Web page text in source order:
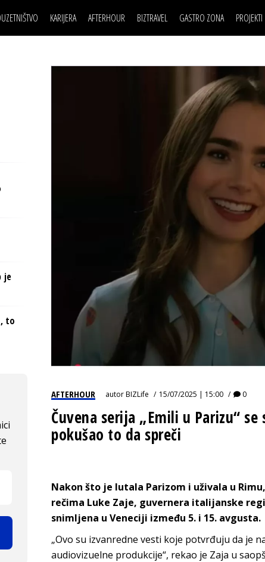
KARIJERA AFTERHOUR BIZTRAVEL GASTRO ZONA PROJEKTI
30
POSAO
MOJ UGAO
FILM I SCENA
AUTO SVET
30
AFTERHOUR autorBIZLife 15/07/2025 | 15:00 0
Čuvena serija „Emili u Parizu“
pokušao to da spreči
Nakon što je lutala Parizom i uživala u
rečima Luke Zaje, guvernera italijanske
snimljena u Veneciji između 5. i 15. avgusta.
„Ovo su izvanredne vesti koje potvrđuju da je
audiovizuelne produkcije“, rekao je Zaja u
je
to